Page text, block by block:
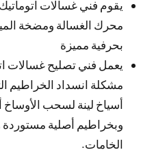
يقوم فني غسالات
محرك الغسالة ومضخة
بحرفية مميزة
يعمل فني تصليح غسالات
مشكلة انسداد الخراطيم
أسياخ لينة لسحب الأوساخ
وبخراطيم أصلية
الخامات.